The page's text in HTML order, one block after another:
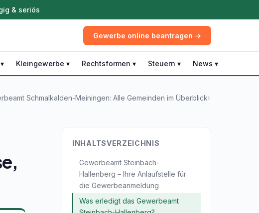
& seriös
Gewerbe online beantragen →
Kleingewerbe ▾ Rechtsformen ▾ Steuern ▾ News ▾
Schmalkalden-Meiningen: Alle Gemeinden im Überblick›
INHALTSVERZEICHNIS
Gewerbeamt Steinbach-
Hallenberg – Ihre Anlaufstelle für
die Gewerbeanmeldung
Was erledigt das Gewerbeamt